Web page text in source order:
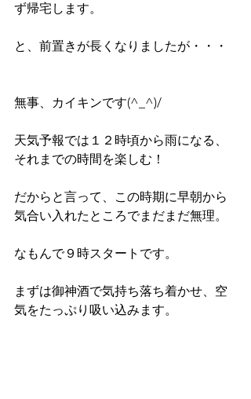
ず帰宅します。
と、前置きが長くなりましたが・・・
無事、カイキンです(^_^)/
天気予報では１２時頃から雨になる、
それまでの時間を楽しむ！
だからと言って、この時期に早朝から
気合い入れたところでまだまだ無理。
なもんで９時スタートです。
まずは御神酒で気持ち落ち着かせ、空
気をたっぷり吸い込みます。